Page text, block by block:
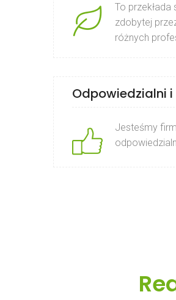
To przekłada
zdobytej
różnych
Odpowiedzialni
Jesteśmy